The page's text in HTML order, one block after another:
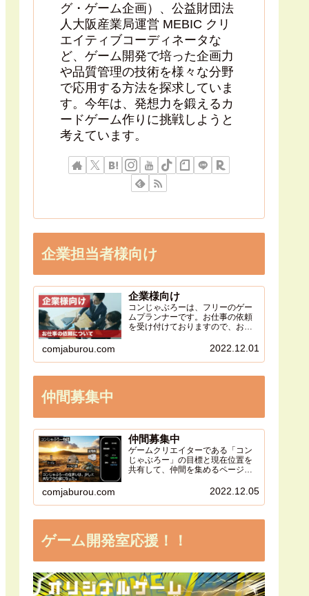
グ・ゲーム企画）、公益財団法
人大阪産業局運営 MEBIC クリ
エイティブコーディネータな
ど、ゲーム開発で培った企画力
や品質管理の技術を様々な分野
で応用する方法を探求していま
す。今年は、発想力を鍛えるカ
ードゲーム作りに挑戦しようと
考えています。
企業担当者様向け
企業様向け
コンじゃぶろーは、フリーのゲー
ムプランナーです。お仕事の依頼
を受け付けておりますので、お気
comjaburou.com 2022.12.01
仲間募集中
仲間募集中
ゲームクリエイターである「コン
じゃぶろー」の目標と現在位置を
共有して、仲間を集めるページで
る事で、より大きなクリエイティ
comjaburou.com 2022.12.05
ゲーム開発室応援！！